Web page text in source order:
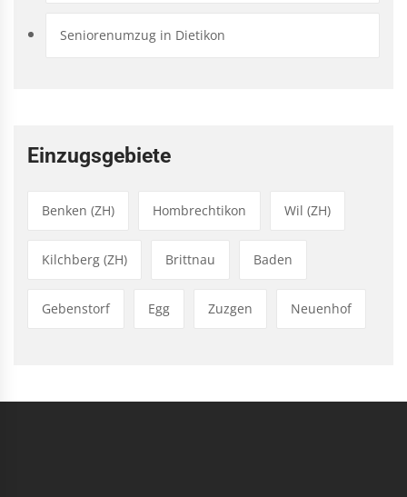
Seniorenumzug in Dietikon
Einzugsgebiete
Benken (ZH) Hombrechtikon Wil (ZH)
Kilchberg (ZH) Brittnau Baden
Gebenstorf Egg Zuzgen Neuenhof